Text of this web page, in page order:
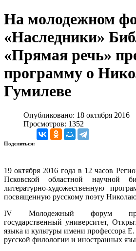
На молодежном
«Наследники»
«Прямая речь»
программу о
Гумилеве
Опубликовано: 18 октября 2016
Просмотров: 1352
Поделиться:
19 октября 2016 года в 12 часов
Псковской областной научной
литературно-художественную
посвященную русскому поэту
IV Молодежный форум
государственный университет,
языка и культуры имени профессора
русской филологии и иностранных